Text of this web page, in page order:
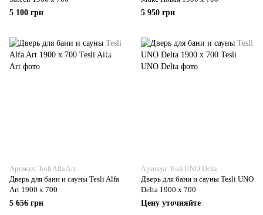
5 100 грн
5 950 грн
Артикул: Tesli Alfa Art
Дверь для бани и сауны Tesli Alfa
Art 1900 x 700
5 656 грн
Артикул: Tesli UNO Delta
Дверь для бани и сауны Tesli UNO
Delta 1900 х 700
Цену уточняйте